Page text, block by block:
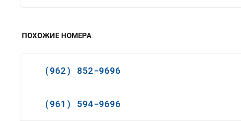
ПОХОЖИЕ НОМЕРА
(962) 852-9696
(961) 594-9696